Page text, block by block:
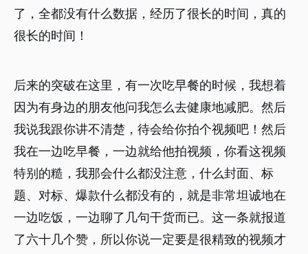
了，全都没有什么数据，经历了很长的时间，真的
很长的时间！
后来的突破在这里，有一次吃早餐的时候，我想着
因为有身边的朋友他问我怎么去健康地减肥。然后
我说我跟你讲不清楚，待会给你拍个视频吧！然后
我在一边吃早餐，一边就给他拍视频，你看这视频
特别的糙，我那会什么都没注意，什么封面、标
题、对标、爆款什么都没有的，就是非常坦诚地在
一边吃饭，一边聊了几句干货而已。这一条就报道
了六十几个赞，所以你说一定要是很精致的视频才